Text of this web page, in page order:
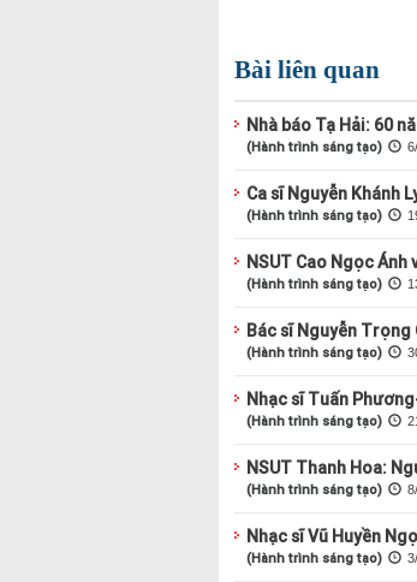
Bài liên quan
Nhà báo Tạ Hải: 60
(Hành trình sáng tạo)
Ca sĩ Nguyễn Khánh
(Hành trình sáng tạo)
NSUT Cao Ngọc
(Hành trình sáng tạo)
Bác sĩ Nguyễn Trọng
(Hành trình sáng tạo)
Nhạc sĩ Tuấn
(Hành trình sáng tạo)
NSUT Thanh Hoa:
(Hành trình sáng tạo)
Nhạc sĩ Vũ Huyền
(Hành trình sáng tạo)